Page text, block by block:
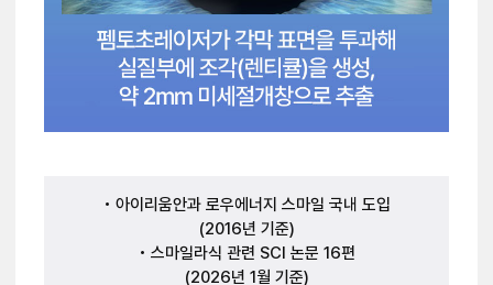
• 아이리움안과 로우에너지 스마일 국내 도입
(2016년 기준)
• 스마일라식 관련 SCI 논문 16편
(2026년 1월 기준)